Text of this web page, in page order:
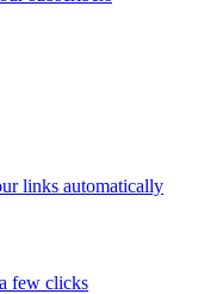
links automatically
few clicks